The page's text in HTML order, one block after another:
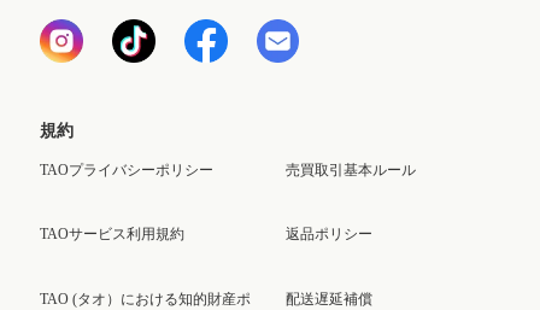
規約
TAOプライバシーポリシー
TAOサービス利用規約
TAO (タオ）における知的財産ポ
売買取引基本ルール
返品ポリシー
配送遅延補償